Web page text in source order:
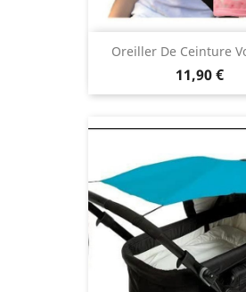
Oreiller De Ceinture
11,90 €